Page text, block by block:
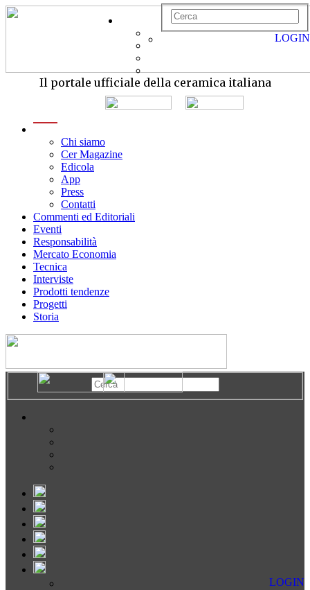
Il portale ufficiale della ceramica italiana
Chi siamo
Cer Magazine
Edicola
App
Press
Contatti
Commenti ed Editoriali
Eventi
Responsabilità
Mercato Economia
Tecnica
Interviste
Prodotti tendenze
Progetti
Storia
LOGIN
LOGIN